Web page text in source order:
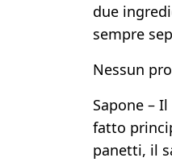
due
sempre
Nessun
Sapone –
fatto
panetti, il